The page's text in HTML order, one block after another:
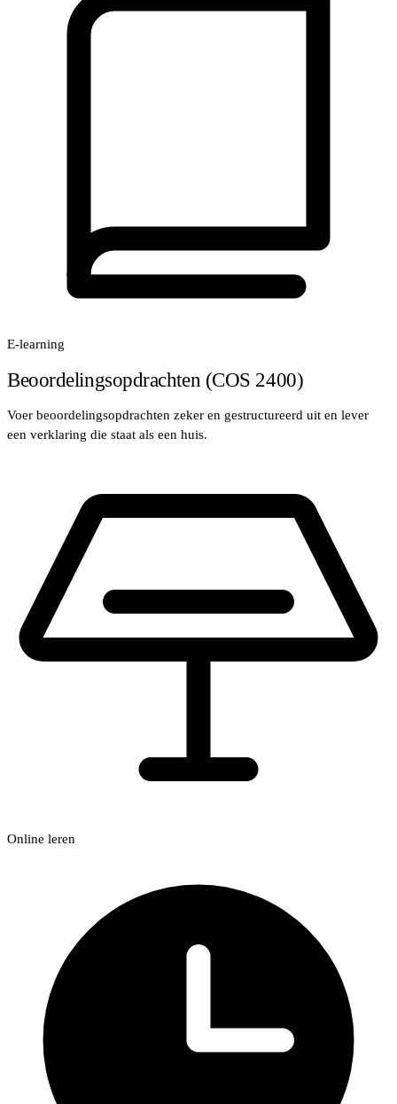
E-learning
Beoordelingsopdrachten (COS 2400)
Voer beoordelingsopdrachten zeker en gestructureerd uit en lever
een verklaring die staat als een huis.
Online leren